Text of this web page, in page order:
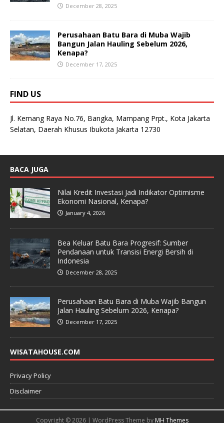
December 28, 2025
Perusahaan Batu Bara di Muba Wajib
Bangun Jalan Hauling Sebelum 2026,
Kenapa?
December 17, 2025
FIND US
Jl. Kemang Raya No.76, Bangka, Mampang Prpt., Kota Jakarta
Selatan, Daerah Khusus Ibukota Jakarta 12730
BACA JUGA
Nilai Kredit Investasi Jadi Indikator Optimisme
Ekonomi Nasional, Kenapa?
January 4, 2026
Bea Keluar Batu Bara Progresif: Sumber
Pendanaan untuk Transisi Energi Bersih di
Indonesia
December 28, 2025
Perusahaan Batu Bara di Muba Wajib Bangun
Jalan Hauling Sebelum 2026, Kenapa?
December 17, 2025
WISATAHOUSE.COM
Privacy Policy
Disclaimer
Copyright © 2026 | WordPress Theme by MH Themes